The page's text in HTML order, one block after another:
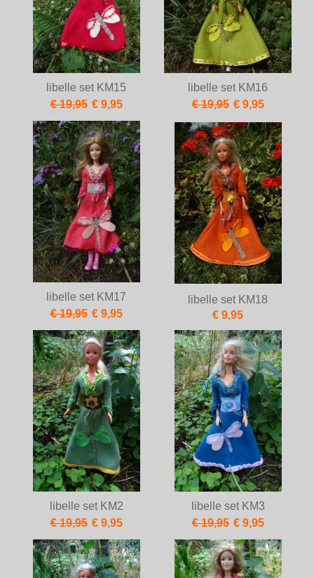
libelle set KM15
€ 19,95 € 9,95
libelle set KM16
€ 19,95 € 9,95
libelle set KM17
€ 19,95 € 9,95
libelle set KM18
€ 9,95
libelle set KM2
€ 19,95 € 9,95
libelle set KM3
€ 19,95 € 9,95